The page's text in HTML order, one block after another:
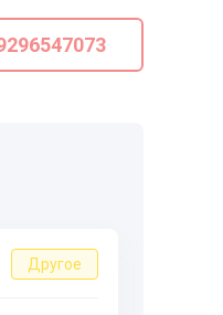
Другое